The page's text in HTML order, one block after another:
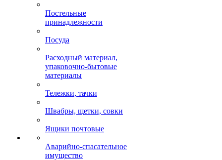
Постельные
принадлежности
Посуда
Расходный материал,
упаковочно-бытовые
материалы
Тележки, тачки
Швабры, щетки, совки
Ящики почтовые
Аварийно-спасательное
имущество